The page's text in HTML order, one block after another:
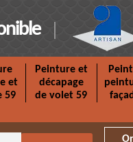
et
59
Peinture et
décapage
de volet 59